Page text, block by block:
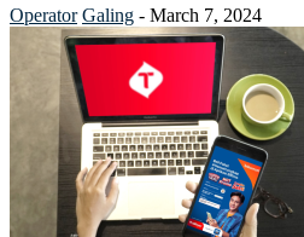
Operator Galing - March 7, 2024